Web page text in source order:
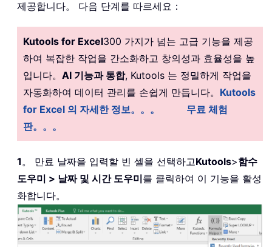
제공합니다。 다음 단계를 따르세요：
Kutools for Excel300 가지가 넘는 고급 기능을 제공
하여 복잡한 작업을 간소화하고 창의성과 효율성을 높
입니다。 AI 기능과 통합, Kutools 는 정밀하게 작업을
자동화하여 데이터 관리를 손쉽게 만듭니다。 Kutools
for Excel 의 자세한 정보。。。
무료 체험
판。。。
1。 만료 날짜을 입력할 빈 셀을 선택하고Kutools>함수
도우미 > 날짜 및 시간 도우미를 클릭하여 이 기능을 활성
화합니다。